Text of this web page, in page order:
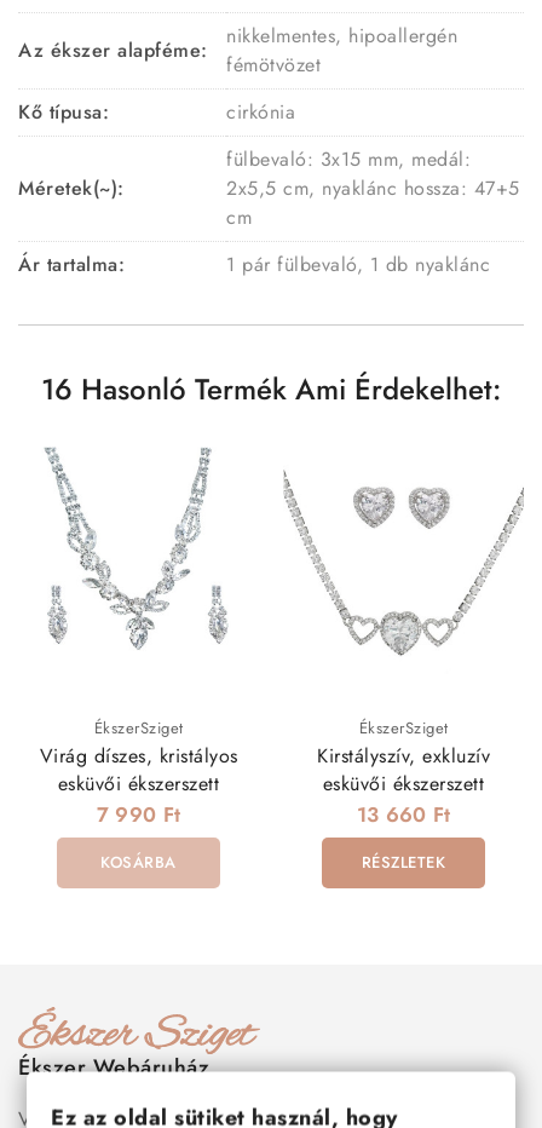
Az ékszer alapféme:
nikkelmentes, hipoallergén
fémötvözet
Kő típusa:
cirkónia
Méretek(~):
fülbevaló: 3x15 mm, medál:
2x5,5 cm, nyaklánc hossza: 47+5
cm
Ár tartalma:
1 pár fülbevaló, 1 db nyaklánc
16 Hasonló Termék Ami Érdekelhet:
ÉkszerSziget
Virág díszes, kristályos
esküvői ékszerszett
7 990 Ft
KOSÁRBA
ÉkszerSziget
Kirstályszív, exkluzív
esküvői ékszerszett
13 660 Ft
RÉSZLETEK
Ékszer Webáruház
Válogass több száz prémium minőségű, stílusos és tartós
Ez az oldal sütiket használ, hogy